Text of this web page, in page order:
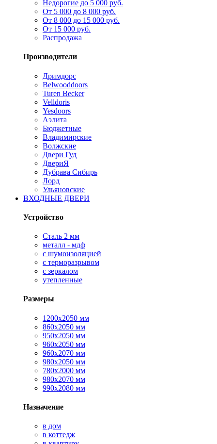
Недорогие до 5 000 руб.
От 5 000 до 8 000 руб.
От 8 000 до 15 000 руб.
От 15 000 руб.
Распродажа
Производители
Дримдорс
Belwooddoors
Turen Becker
Velldoris
Yesdoors
Аэлита
Бюджетные
Владимирские
Волжские
Двери Гуд
ДвериЯ
Дубрава Сибирь
Лорд
Ульяновские
ВХОДНЫЕ ДВЕРИ
Устройство
Сталь 2 мм
металл - мдф
с шумоизоляцией
с терморазрывом
с зеркалом
утепленные
Размеры
1200х2050 мм
860х2050 мм
950х2050 мм
960х2050 мм
960х2070 мм
980х2050 мм
780х2000 мм
980х2070 мм
990х2080 мм
Назначение
в дом
в коттедж